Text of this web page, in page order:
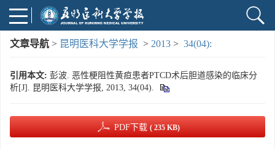
文章导航 > 昆明医科大学学报 > 2013 > 34(04):
引用本文: 彭波. 恶性梗阻性黄疸患者PTCD术后胆道感染的临床分
析[J]. 昆明医科大学学报, 2013, 34(04).
PDF下载 ( 235 KB)